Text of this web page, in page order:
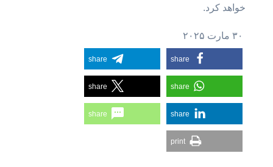
خواهد کرد.
share
share
share
share
share
share
print